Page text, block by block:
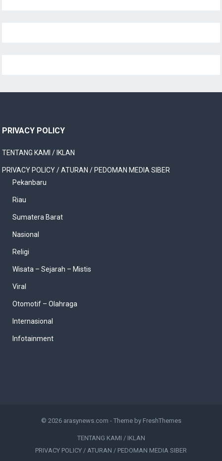
PRIVACY POLICY
TENTANG KAMI / IKLAN
PRIVACY POLICY / ATURAN / PEDOMAN MEDIA SIBER
Pekanbaru
Riau
Sumatera Barat
Nasional
Religi
Wisata – Sejarah – Mistis
Viral
Otomotif – Olahraga
Internasional
Infotainment
© 2026 arasynews.com - Theme by FreshThemes
TENTANG KAMI / IKLAN
PRIVACY POLICY / ATURAN / PEDOMAN MEDIA SIBER